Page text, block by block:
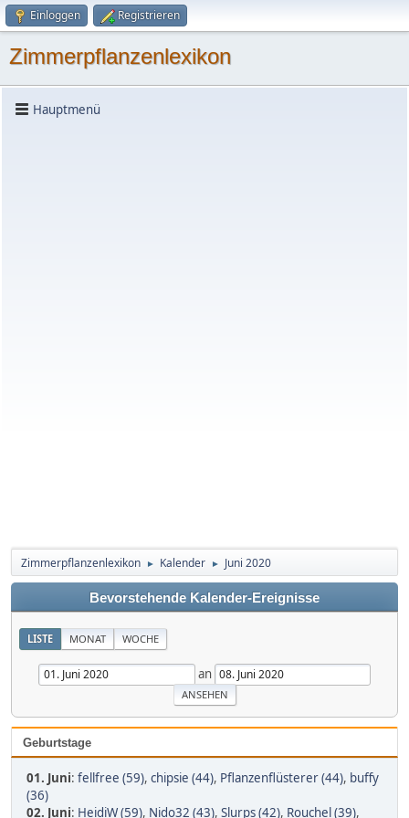
Einloggen Registrieren
Zimmerpflanzenlexikon
Hauptmenü
Zimmerpflanzenlexikon ► Kalender ► Juni 2020
Bevorstehende Kalender-Ereignisse
LISTE MONAT WOCHE
an
Geburtstage
01. Juni: fellfree (59), chipsie (44), Pflanzenflüsterer (44), buffy
(36)
02. Juni: HeidiW (59), Nido32 (43), Slurps (42), Rouchel (39),